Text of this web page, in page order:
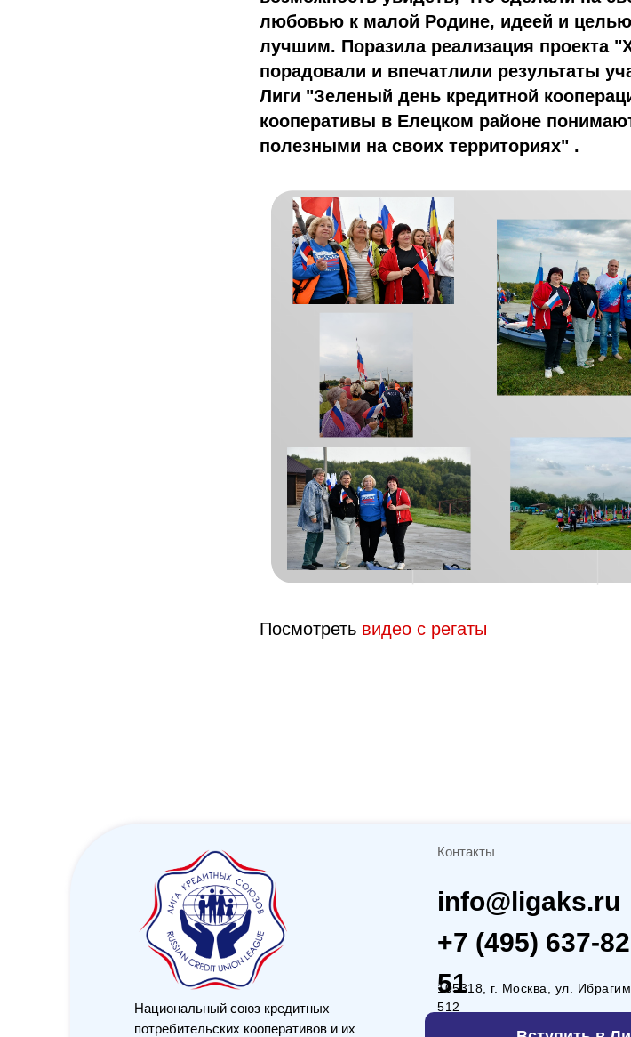
любовью к малой Родине, идеей и
лучшим. Поразила реализация проекта
порадовали и впечатлили результаты
Лиги "Зеленый день кредитной
кооперативы в Елецком районе
полезными на своих территориях" .
Посмотреть видео с регаты
Национальный союз кредитных
потребительских кооперативов и их
Контакты
info@ligaks.ru
+7 (495) 637-
51
105318, г. Москва, ул.
512